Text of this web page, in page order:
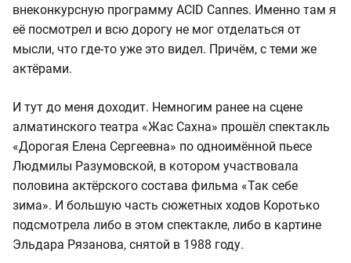
внеконкурсную программу ACID Cannes. Именно там я
её посмотрел и всю дорогу не мог отделаться от
мысли, что где-то уже это видел. Причём, с теми же
актёрами.
И тут до меня доходит. Немногим ранее на сцене
алматинского театра «Жас Сахна» прошёл спектакль
«Дорогая Елена Сергеевна» по одноимённой пьесе
Людмилы Разумовской, в котором участвовала
половина актёрского состава фильма «Так себе
зима». И большую часть сюжетных ходов Коротько
подсмотрела либо в этом спектакле, либо в картине
Эльдара Рязанова, снятой в 1988 году.